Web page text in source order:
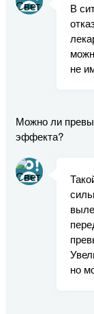
В
не
Можно ли
эффекта?
но